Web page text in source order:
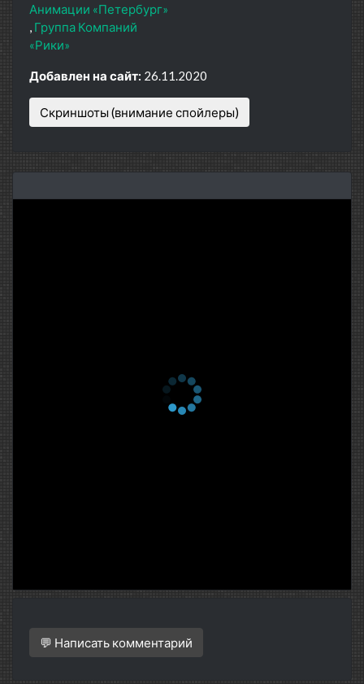
Анимации «Петербург»
Группа Компаний
«Рики»
Добавлен на сайт: 26.11.2020
Скриншоты (внимание спойлеры)
💬 Написать комментарий